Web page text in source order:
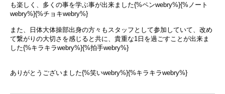
も楽しく、多くの事を学ぶ事が出来ました{%ペンwebry%}{%ノート
webry%}{%チョキwebry%}
また、日体大体操部出身の方々もスタッフとして参加していて、改め
て繋がりの大切さを感じると共に、貴重な1日を過ごすことが出来ま
した{%キラキラwebry%}{%拍手webry%}
ありがとうございました{%笑いwebry%}{%キラキラwebry%}